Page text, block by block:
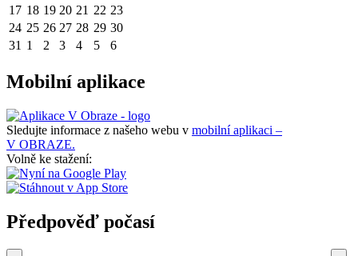
17 18 19 20 21 22 23
24 25 26 27 28 29 30
31 1 2 3 4 5 6
Mobilní aplikace
Sledujte informace z našeho webu v mobilní aplikaci –
V OBRAZE.
Volně ke stažení:
Předpověď počasí